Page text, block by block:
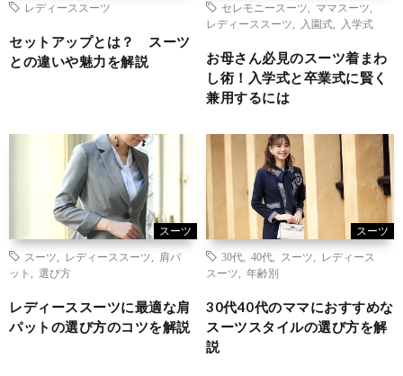
レディーススーツ
セットアップとは？ スーツ
との違いや魅力を解説
セレモニースーツ ママスーツ
レディーススーツ
入園式 入学式
お母さん必見のスーツ着まわ
し術！入学式と卒業式に賢く
兼用するには
スーツ
スーツ レディーススーツ
肩パ
ット
選び方
レディーススーツに最適な肩
パットの選び方のコツを解説
スーツ
30代 40代 スーツ
レディース
スーツ
年齢別
30代40代のママにおすすめな
スーツスタイルの選び方を解
説